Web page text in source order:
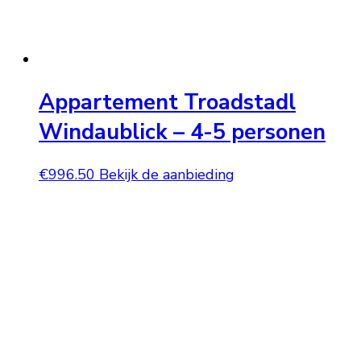
Appartement Troadstadl
Windaublick – 4-5 personen
€996.50 Bekijk de aanbieding